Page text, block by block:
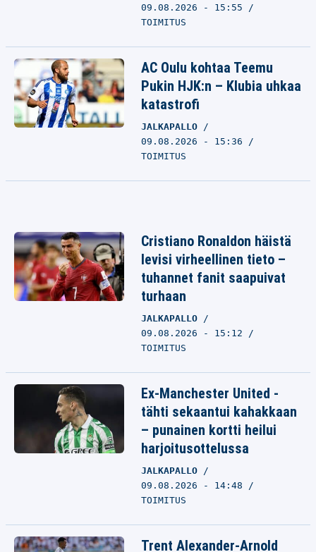
09.08.2026 - 15:55
TOIMITUS
AC Oulu kohtaa Teemu
Pukin HJK:n – Klubia uhkaa
katastrofi
JALKAPALLO
09.08.2026 - 15:36
TOIMITUS
Cristiano Ronaldon häistä
levisi virheellinen tieto –
tuhannet fanit saapuivat
turhaan
JALKAPALLO
09.08.2026 - 15:12
TOIMITUS
Ex-Manchester United -
tähti sekaantui kahakkaan
– punainen kortti heilui
harjoitusottelussa
JALKAPALLO
09.08.2026 - 14:48
TOIMITUS
Trent Alexander-Arnold